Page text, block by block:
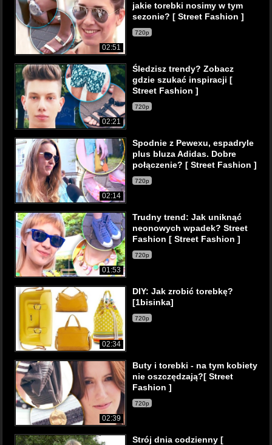
02:51
jakie torebki nosimy w tym
sezonie? [ Street Fashion ]
720p
02:21
Śledzisz trendy? Zobacz
gdzie szukać inspiracji [
Street Fashion ]
720p
02:14
Spodnie z Pewexu, espadryle
plus bluza Adidas. Dobre
połączenie? [ Street Fashion ]
720p
01:53
Trudny trend: Jak uniknąć
neonowych wpadek? Street
Fashion [ Street Fashion ]
720p
02:34
DIY: Jak zrobić torebkę?
[1bisinka]
720p
02:39
Buty i torebki - na tym kobiety
nie oszczędzają?[ Street
Fashion ]
720p
Strój dnia codzienny [